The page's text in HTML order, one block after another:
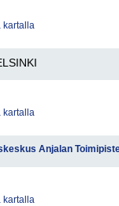
kartalla
kartalla
Anjalan
kartalla